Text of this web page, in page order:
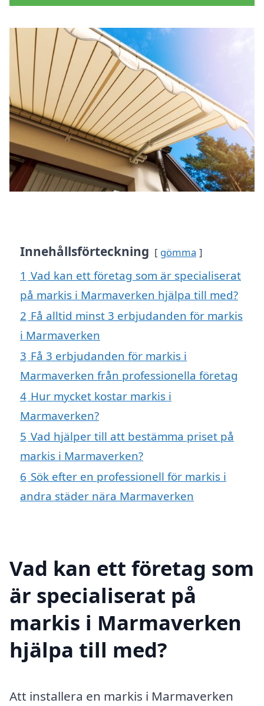
Innehållsförteckning gömma
1 Vad kan ett företag som är specialiserat
på markis i Marmaverken hjälpa till med?
2 Få alltid minst 3 erbjudanden för markis
i Marmaverken
3 Få 3 erbjudanden för markis i
Marmaverken från professionella företag
4 Hur mycket kostar markis i
Marmaverken?
5 Vad hjälper till att bestämma priset på
markis i Marmaverken?
6 Sök efter en professionell för markis i
andra städer nära Marmaverken
Vad kan ett företag som
är specialiserat på
markis i Marmaverken
hjälpa till med?
Att installera en markis i Marmaverken